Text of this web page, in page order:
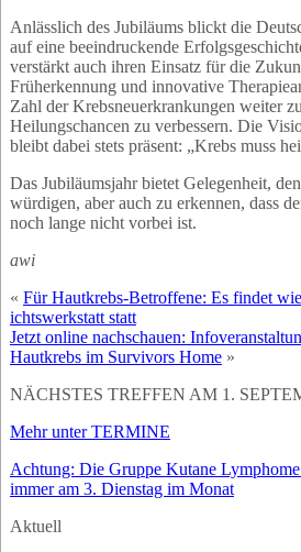
Anlässlich des Jubiläums blickt die
auf eine beeindruckende
verstärkt auch ihren Einsatz für die
Früherkennung und innovative
Zahl der Krebsneuerkrankungen weiter
Heilungschancen zu verbessern. Die
bleibt dabei stets präsent: „Krebs muss
Das Jubiläumsjahr bietet Gelegenheit,
würdigen, aber auch zu erkennen, dass
noch lange nicht vorbei ist.
awi
« Für Hautkrebs-Betroffene: Es findet
ichtswerkstatt statt
Jetzt online nachschauen:
Hautkrebs im Survivors Home»
NÄCHSTES TREFFEN AM 1.
Mehr unter TERMINE
Achtung: Die Gruppe Kutane
immer am 3. Dienstag im Monat
Aktuell